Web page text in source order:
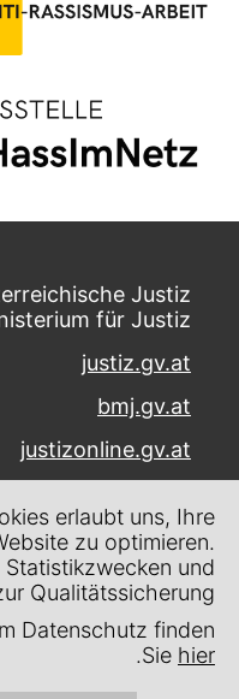
Justiz
für Justiz
justiz.gv.at
bmj.gv.at
justizonline.gv.at
Museumstraße 7
1070 Wien
Kontakt
Impressum
erlaubt uns, Ihre
zu optimieren.
und
Qualitätssicherung
Datenschutz finden
Sie hier
.